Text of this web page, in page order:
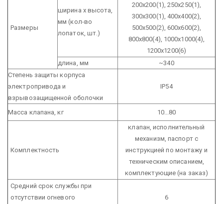
Размеры
ширина х высота,
мм (кол-во
лопаток, шт.)
200х200(1), 250х250(1),
300х300(1), 400х400(2),
500х500(2), 600х600(2),
800х800(4), 1000х1000(4),
1200х1200(6)
длина, мм
~340
Степень защиты корпуса
электропривода и
взрывозащищенной оболочки
IP54
Масса клапана, кг 10...80
Комплектность
клапан, исполнительный
механизм, паспорт с
инструкцией по монтажу и
техническим описанием,
комплектующие (на заказ)
Средний срок службы при
отсутствии огневого
6